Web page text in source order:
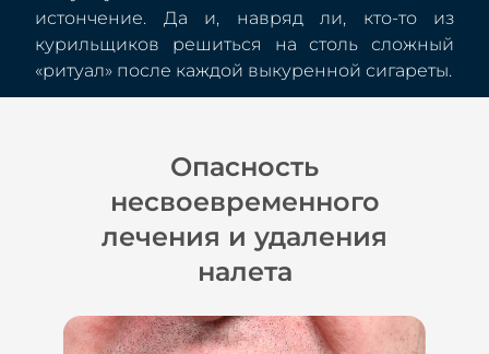
истончение. Да и, навряд ли, кто-то из
курильщиков решиться на столь сложный
«ритуал» после каждой выкуренной сигареты.
Опасность
несвоевременного
лечения и удаления
налета